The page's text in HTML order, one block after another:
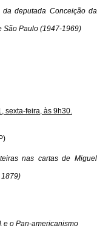
deputada Conceição da
São Paulo (1947-1969)
sexta-feira, às 9h30.
nas cartas de Miguel
1879)
e o Pan-americanismo